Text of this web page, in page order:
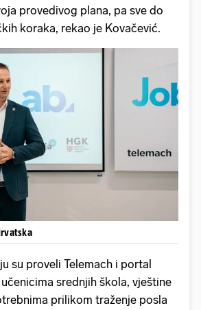
provedivog plana, pa sve do
koraka, rekao je Kovačević.
su proveli Telemach i portal
srednjih škola, vještine
prilikom traženje posla